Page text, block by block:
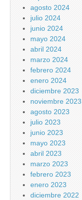
agosto 2024
julio 2024
junio 2024
mayo 2024
abril 2024
marzo 2024
febrero 2024
enero 2024
diciembre 2023
noviembre 2023
agosto 2023
julio 2023
junio 2023
mayo 2023
abril 2023
marzo 2023
febrero 2023
enero 2023
diciembre 2022